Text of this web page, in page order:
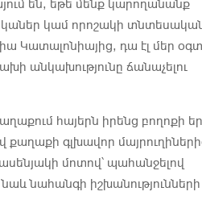
են, եթե մենք կարողանանք
կամ որոշակի
Կատալոնիայից, դա էլ մեր
անկախությունը ճանաչելու
հայերն իրենց բողոքի
քաղաքի գլխավոր
մոտով՝ պահանջելով
նահանգի իշխանությունների